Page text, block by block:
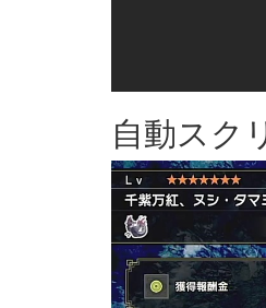
自動スク